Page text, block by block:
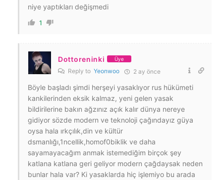
niye yaptıkları değişmedi
1
Dottoreninki Üye
Reply to Yeonwoo 2 ay önce
Böyle başladı şimdi herşeyi yasaklıyor rus hükümeti
kankilerinden eksik kalmaz, yeni gelen yasak
bildirilerine bakın ağzınız açık kalır dünya nereye
gidiyor sözde modern ve teknoloji çağındayız güya
oysa hala ırkçılık,din ve kültür
dsmanlığı,1ncellik,homof0biklik ve daha
sayamayacağım anmak istemediğim birçok şey
katlana katlana geri geliyor modern çağdaysak neden
bunlar hala var? Ki yasaklarda hiç işlemiyo bu arada